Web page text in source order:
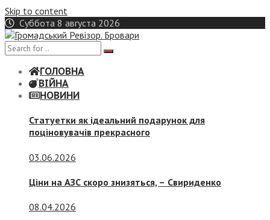
Skip to content
Суббота 8 августа 2026
ГОЛОВНА
ВІЙНА
НОВИНИ
Статуетки як ідеальний подарунок для
поціновувачів прекрасного
03.06.2026
Ціни на АЗС скоро знизяться, – Свириденко
08.04.2026